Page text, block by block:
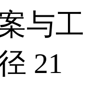
与工
21